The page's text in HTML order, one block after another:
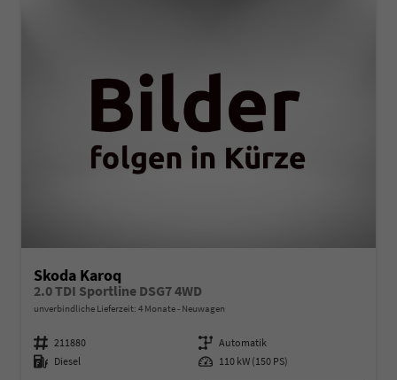
Skoda Karoq
2.0 TDI Sportline DSG7 4WD
unverbindliche Lieferzeit: 4 Monate Neuwagen
Fahrzeugnummer 211880 Getriebe Automatik
Kraftstoff Diesel Leistung 110 kW (150 PS)